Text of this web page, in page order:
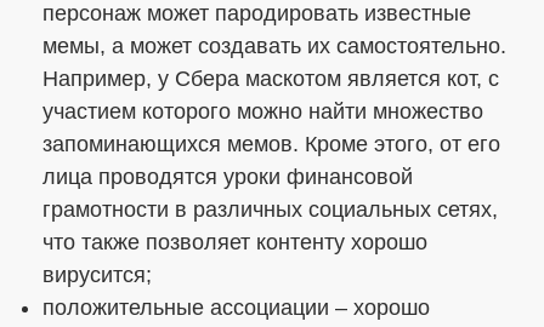
персонаж может пародировать известные
мемы, а может создавать их самостоятельно.
Например, у Сбера маскотом является кот, с
участием которого можно найти множество
запоминающихся мемов. Кроме этого, от его
лица проводятся уроки финансовой
грамотности в различных социальных сетях,
что также позволяет контенту хорошо
вирусится;
положительные ассоциации – хорошо